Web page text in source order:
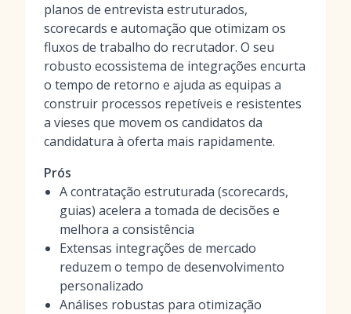
planos de entrevista estruturados,
scorecards e automação que otimizam os
fluxos de trabalho do recrutador. O seu
robusto ecossistema de integrações encurta
o tempo de retorno e ajuda as equipas a
construir processos repetíveis e resistentes
a vieses que movem os candidatos da
candidatura à oferta mais rapidamente.
Prós
A contratação estruturada (scorecards,
guias) acelera a tomada de decisões e
melhora a consistência
Extensas integrações de mercado
reduzem o tempo de desenvolvimento
personalizado
Análises robustas para otimização